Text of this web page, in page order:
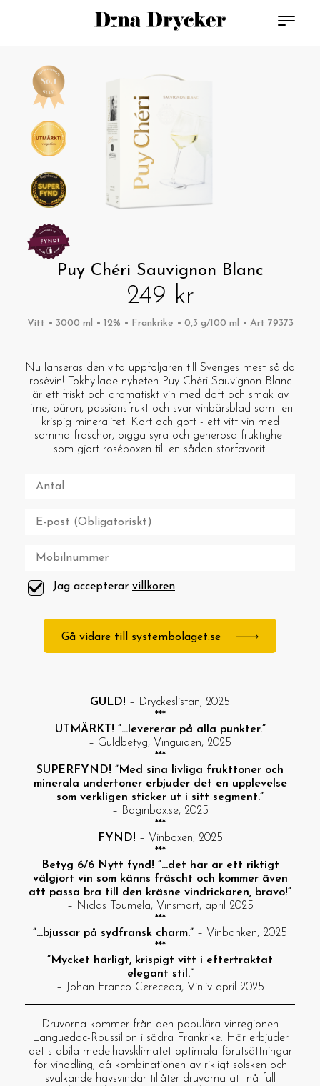
Puy Chéri Sauvignon Blanc
249 kr
Vitt • 3000 ml • 12% • Frankrike • 0,3 g/100 ml • Art 79373
Nu lanseras den vita uppföljaren till Sveriges mest sålda
rosévin! Tokhyllade nyheten Puy Chéri Sauvignon Blanc
är ett friskt och aromatiskt vin med doft och smak av
lime, päron, passionsfrukt och svartvinbärsblad samt en
krispig mineralitet. Kort och gott - ett vitt vin med
samma fräschör, pigga syra och generösa fruktighet
som gjort roséboxen till en sådan storfavorit!
Jag accepterar villkoren
Gå vidare till systembolaget.se
GULD! – Dryckeslistan, 2025
***
UTMÄRKT! ”…levererar på alla punkter.”
– Guldbetyg, Vinguiden, 2025
***
SUPERFYND! ”Med sina livliga frukttoner och
minerala undertoner erbjuder det en upplevelse
som verkligen sticker ut i sitt segment.”
– Baginbox.se, 2025
***
FYND! – Vinboxen, 2025
***
Betyg 6/6 Nytt fynd! ”…det här är ett riktigt
välgjort vin som känns fräscht och kommer även
att passa bra till den kräsne vindrickaren, bravo!”
– Niclas Toumela, Vinsmart, april 2025
***
”…bjussar på sydfransk charm.” – Vinbanken, 2025
***
”Mycket härligt, krispigt vitt i eftertraktat
elegant stil.”
– Johan Franco Cereceda, Vinliv april 2025
Druvorna kommer från den populära vinregionen
Languedoc-Roussillon i södra Frankrike. Här erbjuder
det stabila medelhavsklimatet optimala förutsättningar
för vinodling, då kombinationen av rikligt solsken och
svalkande havsvindar tillåter druvorna att nå full